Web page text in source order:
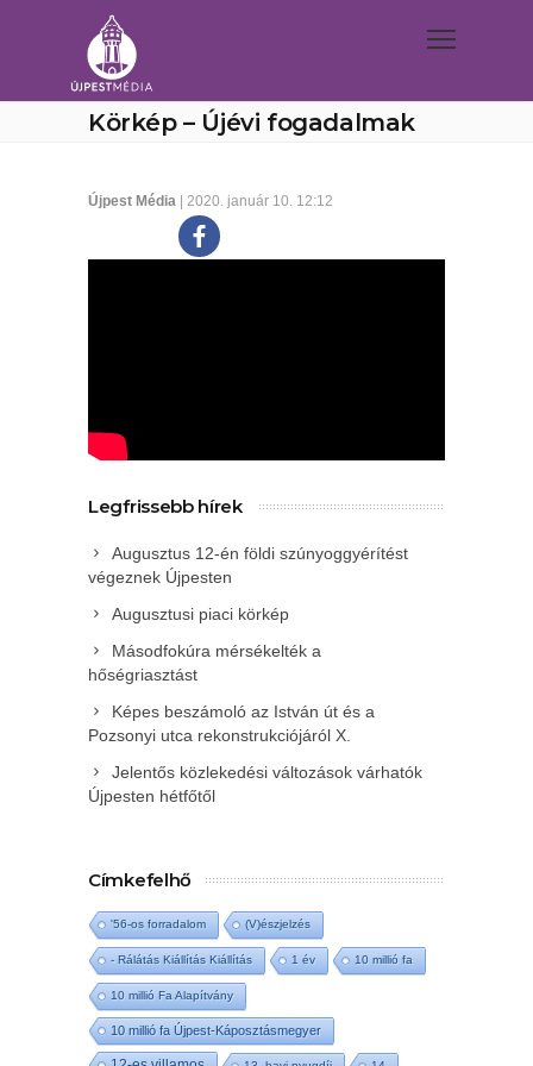
Körkép – Újévi fogadalmak
Újpest Média | 2020. január 10. 12:12
Legfrissebb hírek
Augusztus 12-én földi szúnyoggyérítést
végeznek Újpesten
Augusztusi piaci körkép
Másodfokúra mérsékelték a
hőségriasztást
Képes beszámoló az István út és a
Pozsonyi utca rekonstrukciójáról X.
Jelentős közlekedési változások várhatók
Újpesten hétfőtől
Címkefelhő
'56-os forradalom (V)észjelzés
- Rálátás Kiállítás Kiállítás 1 év 10 millió fa
10 millió Fa Alapítvány
10 millió fa Újpest-Káposztásmegyer